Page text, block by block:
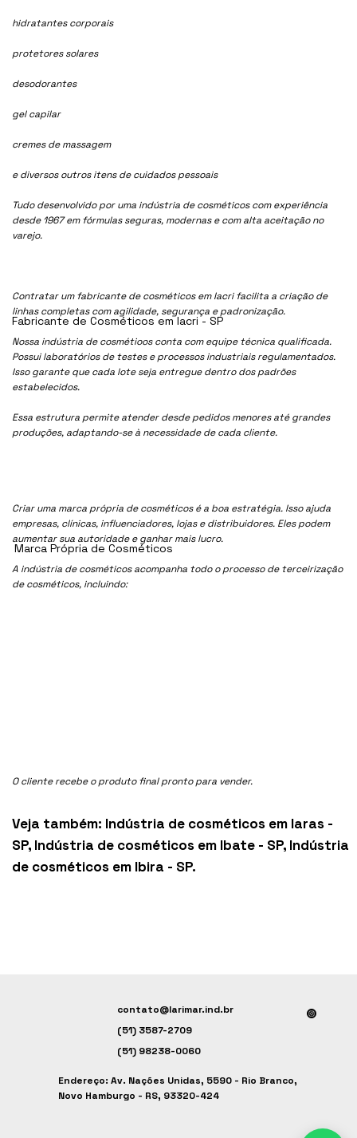
hidratantes corporais
protetores solares
desodorantes
gel capilar
cremes de massagem
e diversos outros itens de cuidados pessoais
Tudo desenvolvido por uma indústria de cosméticos com experiência
desde 1967 em fórmulas seguras, modernas e com alta aceitação no
varejo.
Contratar um fabricante de cosméticos em Iacri facilita a criação de
linhas completas com agilidade, segurança e padronização.
Nossa indústria de cosmétioos conta com equipe técnica qualificada.
Possui laboratórios de testes e processos industriais regulamentados.
Isso garante que cada lote seja entregue dentro dos padrões
estabelecidos.
Essa estrutura permite atender desde pedidos menores até grandes
produções, adaptando-se à necessidade de cada cliente.
Criar uma marca própria de cosméticos é a boa estratégia. Isso ajuda
empresas, clínicas, influenciadores, lojas e distribuidores. Eles podem
aumentar sua autoridade e ganhar mais lucro.
A indústria de cosméticos acompanha todo o processo de terceirização
de cosméticos, incluindo:
O cliente recebe o produto final pronto para vender.
Veja também: Indústria de cosméticos em Iaras -
SP, Indústria de cosméticos em Ibate - SP, Indústria
de cosméticos em Ibira - SP.
Fabricante de Cosméticos em Iacri - SP
Marca Própria de Cosméticos
contato@larimar.ind.br
(51) 3587-2709
(51) 98238-0060
Endereço: Av. Nações Unidas, 5590 - Rio Branco,
Novo Hamburgo - RS, 93320-424